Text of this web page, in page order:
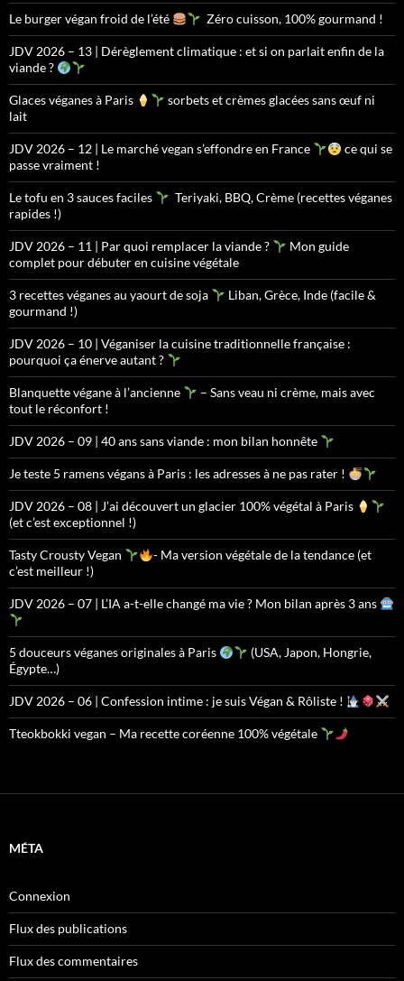
Le burger végan froid de l’été Zéro cuisson, 100% gourmand !
JDV 2026 – 13 | Dérèglement climatique : et si on parlait enfin de la
viande ?
Glaces véganes à Paris
sorbets et crèmes glacées sans œuf ni
lait
JDV 2026 – 12 | Le marché vegan s’effondre en France
ce qui se
passe vraiment !
Le tofu en 3 sauces faciles
Teriyaki, BBQ, Crème (recettes véganes
rapides !)
JDV 2026 – 11 | Par quoi remplacer la viande ?
Mon guide
complet pour débuter en cuisine végétale
3 recettes véganes au yaourt de soja
Liban, Grèce, Inde (facile &
gourmand !)
JDV 2026 – 10 | Véganiser la cuisine traditionnelle française :
pourquoi ça énerve autant ?
Blanquette végane à l’ancienne
– Sans veau ni crème, mais avec
tout le réconfort !
JDV 2026 – 09 | 40 ans sans viande : mon bilan honnête
Je teste 5 ramens végans à Paris : les adresses à ne pas rater !
JDV 2026 – 08 | J’ai découvert un glacier 100% végétal à Paris
(et c’est exceptionnel !)
Tasty Crousty Vegan
- Ma version végétale de la tendance (et
c’est meilleur !)
JDV 2026 – 07 | L’IA a-t-elle changé ma vie ? Mon bilan après 3 ans
5 douceurs véganes originales à Paris
(USA, Japon, Hongrie,
Égypte…)
JDV 2026 – 06 | Confession intime : je suis Végan & Rôliste !
Tteokbokki vegan – Ma recette coréenne 100% végétale
MÉTA
Connexion
Flux des publications
Flux des commentaires